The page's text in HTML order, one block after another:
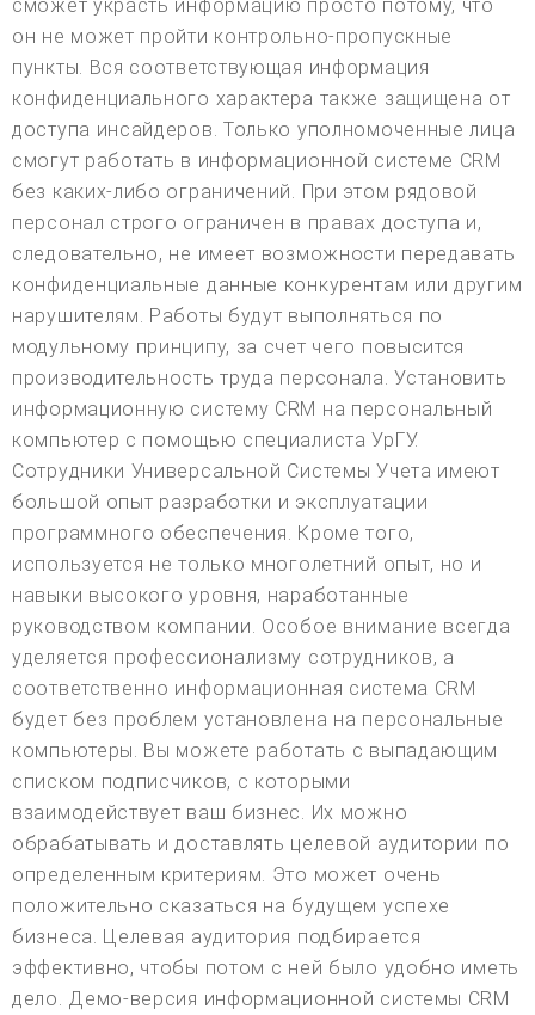
сможет украсть информацию просто потому, что
он не может пройти контрольно-пропускные
пункты. Вся соответствующая информация
конфиденциального характера также защищена от
доступа инсайдеров. Только уполномоченные лица
смогут работать в информационной системе CRM
без каких-либо ограничений. При этом рядовой
персонал строго ограничен в правах доступа и,
следовательно, не имеет возможности передавать
конфиденциальные данные конкурентам или другим
нарушителям. Работы будут выполняться по
модульному принципу, за счет чего повысится
производительность труда персонала. Установить
информационную систему CRM на персональный
компьютер с помощью специалиста УрГУ.
Сотрудники Универсальной Системы Учета имеют
большой опыт разработки и эксплуатации
программного обеспечения. Кроме того,
используется не только многолетний опыт, но и
навыки высокого уровня, наработанные
руководством компании. Особое внимание всегда
уделяется профессионализму сотрудников, а
соответственно информационная система CRM
будет без проблем установлена на персональные
компьютеры. Вы можете работать с выпадающим
списком подписчиков, с которыми
взаимодействует ваш бизнес. Их можно
обрабатывать и доставлять целевой аудитории по
определенным критериям. Это может очень
положительно сказаться на будущем успехе
бизнеса. Целевая аудитория подбирается
эффективно, чтобы потом с ней было удобно иметь
дело. Демо-версия информационной системы CRM